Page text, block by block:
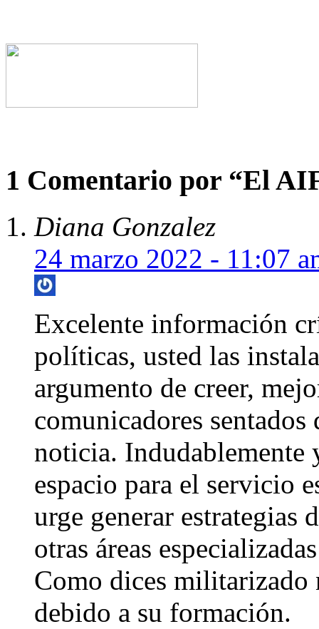
1 Comentario por “El
Diana Gonzalez
24 marzo 2022 - 11:07
Excelente información
políticas, usted las
argumento de creer,
comunicadores
noticia. Indudablemente
espacio para el servicio
urge generar
otras áreas
Como dices militarizado
debido a su formación.